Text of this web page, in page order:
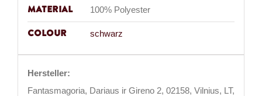
Material 100% Polyester
Colour schwarz
Hersteller:
Fantasmagoria, Dariaus ir Gireno 2, 02158, Vilnius, LT,